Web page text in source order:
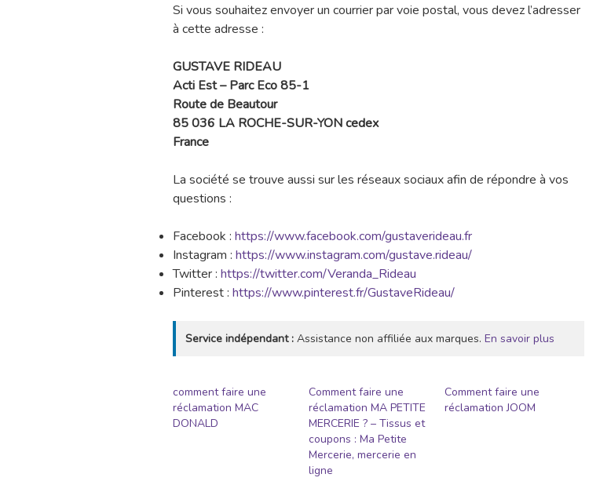
Si vous souhaitez envoyer un courrier par voie postal, vous devez l’adresser
à cette adresse :
GUSTAVE RIDEAU
Acti Est – Parc Eco 85-1
Route de Beautour
85 036 LA ROCHE-SUR-YON cedex
France
La société se trouve aussi sur les réseaux sociaux afin de répondre à vos
questions :
Facebook : https://www.facebook.com/gustaverideau.fr
Instagram : https://www.instagram.com/gustave.rideau/
Twitter : https://twitter.com/Veranda_Rideau
Pinterest : https://www.pinterest.fr/GustaveRideau/
Service indépendant : Assistance non affiliée aux marques. En savoir plus
comment faire une
réclamation MAC
DONALD
Comment faire une
réclamation MA PETITE
MERCERIE ? – Tissus et
coupons : Ma Petite
Mercerie, mercerie en
ligne
Comment faire une
réclamation JOOM